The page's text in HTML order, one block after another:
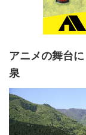
アニメの舞台
泉